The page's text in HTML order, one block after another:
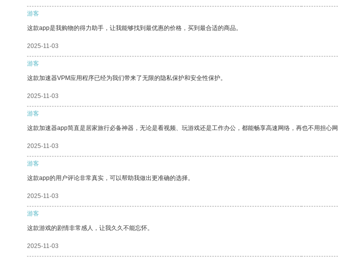
游客
这款app是我购物的得力助手，让我能够找到最优惠的价格，买到最合适的商品。
2025-11-03
游客
这款加速器VPM应用程序已经为我们带来了无限的隐私保护和安全性保护。
2025-11-03
游客
这款加速器app简直是居家旅行必备神器，无论是看视频、玩游戏还是工作办公，都能畅享高速网络，再也不用担
2025-11-03
游客
这款app的用户评论非常真实，可以帮助我做出更准确的选择。
2025-11-03
游客
这款游戏的剧情非常感人，让我久久不能忘怀。
2025-11-03